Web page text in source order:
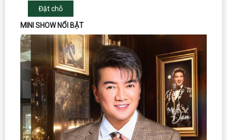
Đặt chỗ
MINI SHOW NỔI BẬT